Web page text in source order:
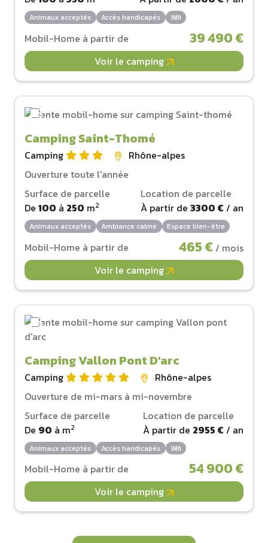
Animaux acceptés Accès handicapés Wifi
Mobil-Home à partir de 39 490 €
Voir le camping
Camping Saint-Thomé
Camping
Rhône-alpes
Ouverture toute l'année
Surface de parcelle
De 100 à 250 m2
Location de parcelle
À partir de 3300 € / an
Animaux acceptés Ambiance calme Espace bien-être
Mobil-Home à partir de 465 € / mois
Voir le camping
Camping Vallon Pont D'arc
Camping
Rhône-alpes
Ouverture de mi-mars à mi-novembre
Surface de parcelle
De 90 à m2
Location de parcelle
À partir de 2955 € / an
Animaux acceptés Accès handicapés Wifi
Mobil-Home à partir de 54 900 €
Voir le camping